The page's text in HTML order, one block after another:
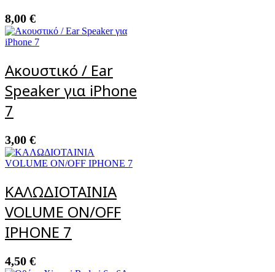
8,00 €
Ακουστικό / Ear
Speaker για iPhone
7
3,00 €
ΚΑΛΩΔΙΟΤΑΙΝΙΑ
VOLUME ON/OFF
IPHONE 7
4,50 €